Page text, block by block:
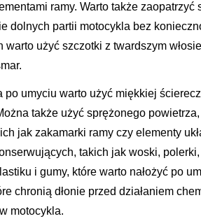
ramy. Warto także zaopatrzyć
dolnych partii motocykla bez
warto użyć szczotki z twardszym
po umyciu warto użyć miękkiej
także użyć sprężonego
jak zakamarki ramy czy elementy
takich jak woski,
i gumy, które warto nałożyć po
chronią dłonie przed działaniem
motocykla.